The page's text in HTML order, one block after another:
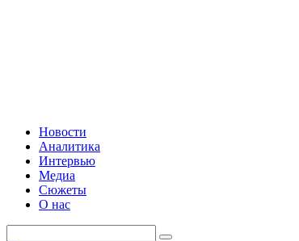
Новости
Аналитика
Интервью
Медиа
Сюжеты
О нас